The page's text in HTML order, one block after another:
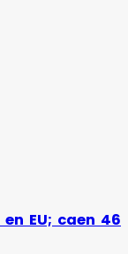
EU; caen 46